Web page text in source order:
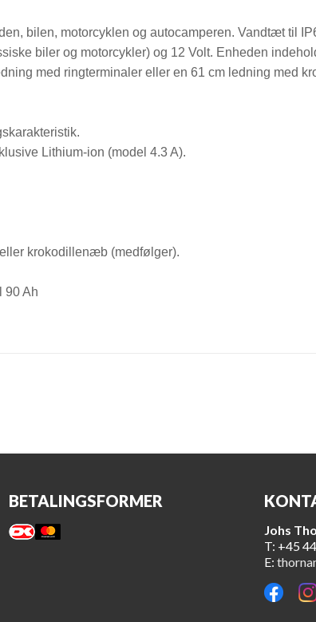
bilen, motorcyklen og autocamperen. Vandtæt til
biler og motorcykler) og 12 Volt. Enheden
med ringterminaler eller en 61 cm ledning med
Lithium-ion (model 4.3 A).
krokodillenæb (medfølger).
90 Ah
BETALINGSFORMER
Johs
T: +45
E: